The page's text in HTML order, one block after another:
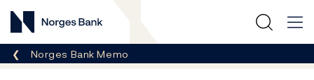
Norges Bank
Her er du nå:
Norges Bank Memo